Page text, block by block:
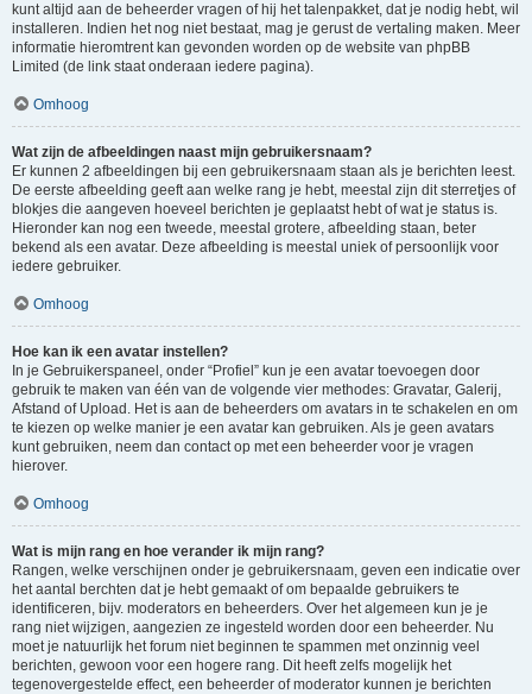
kunt altijd aan de beheerder vragen of hij het talenpakket, dat je nodig hebt, wil
installeren. Indien het nog niet bestaat, mag je gerust de vertaling maken. Meer
informatie hieromtrent kan gevonden worden op de website van phpBB
Limited (de link staat onderaan iedere pagina).
Omhoog
Wat zijn de afbeeldingen naast mijn gebruikersnaam?
Er kunnen 2 afbeeldingen bij een gebruikersnaam staan als je berichten leest.
De eerste afbeelding geeft aan welke rang je hebt, meestal zijn dit sterretjes of
blokjes die aangeven hoeveel berichten je geplaatst hebt of wat je status is.
Hieronder kan nog een tweede, meestal grotere, afbeelding staan, beter
bekend als een avatar. Deze afbeelding is meestal uniek of persoonlijk voor
iedere gebruiker.
Omhoog
Hoe kan ik een avatar instellen?
In je Gebruikerspaneel, onder “Profiel” kun je een avatar toevoegen door
gebruik te maken van één van de volgende vier methodes: Gravatar, Galerij,
Afstand of Upload. Het is aan de beheerders om avatars in te schakelen en om
te kiezen op welke manier je een avatar kan gebruiken. Als je geen avatars
kunt gebruiken, neem dan contact op met een beheerder voor je vragen
hierover.
Omhoog
Wat is mijn rang en hoe verander ik mijn rang?
Rangen, welke verschijnen onder je gebruikersnaam, geven een indicatie over
het aantal berchten dat je hebt gemaakt of om bepaalde gebruikers te
identificeren, bijv. moderators en beheerders. Over het algemeen kun je je
rang niet wijzigen, aangezien ze ingesteld worden door een beheerder. Nu
moet je natuurlijk het forum niet beginnen te spammen met onzinnig veel
berichten, gewoon voor een hogere rang. Dit heeft zelfs mogelijk het
tegenovergestelde effect, een beheerder of moderator kunnen je berichten